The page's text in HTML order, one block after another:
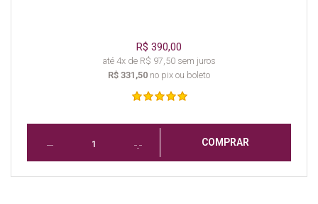
R$ 390,00
até 4x de R$ 97,50 sem juros
R$ 331,50 no pix ou boleto
COMPRAR